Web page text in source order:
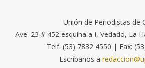
Unión de Periodistas de
Ave. 23 # 452 esquina a I, Vedado, La
Telf. (53) 7832 4550 | Fax:
Escríbanos a